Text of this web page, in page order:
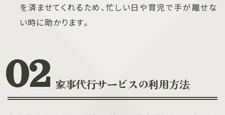
を済ませてくれるため、忙しい日や育児で手が離せな
い時に助かります。
家事代行サービスの利用方法